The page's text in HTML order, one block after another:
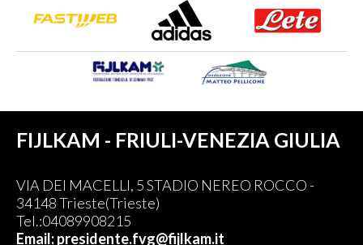
FIJLKAM - FRIULI-VENEZIA GIULIA
VIA DEI MACELLI, 5 STADIO NEREO ROCCO -
34148 Trieste(Trieste)
Tel.:04089908215
Email: presidente.fvg@fijlkam.it